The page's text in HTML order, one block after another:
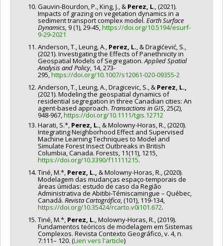
Gauvin-Bourdon, P., King, J., & Perez, L., (2021).
Impacts of grazing on vegetation dynamics in a
sediment transport complex model. Earth Surface
Dynamics, 9 (1), 29-45,https://doi.org/10.5194/esurf-
9-29-2021
Anderson, T., Leung, A., Perez, L., & Dragićević, S.,
(2021). Investigating the Effects of Panethnicity in
Geospatial Models of Segregation.Applied Spatial
Analysis and Policy, 14, 273-
295,https://doi.org/10.1007/s12061-020-09355-2
Anderson, T., Leung, A., Dragicevic, S., & Perez, L.,
(2021). Modeling the geospatial dynamics of
residential segregation in three Canadian cities: An
agent‐based approach. Transactions in GIS, 25(2),
948-967,https://doi.org/10.1111/tgis.12712
Harati, S.*, Perez, L., & Molowny-Horas, R., (2020).
Integrating Neighborhood Effect and Supervised
Machine Learning Techniques to Model and
Simulate Forest Insect Outbreaks in British
Columbia, Canada. Forests, 11(11), 1215,
https://doi.org/10.3390/f11111215.
Tiné, M.*, Perez, L., & Molowny-Horas, R., (2020).
Modelagem das mudanças espaço-temporais de
áreas úmidas: estudo de caso da Região
Administrativa de Abitibi-Témiscamingue – Québec,
Canadá. Revista Cartográfica, (101), 119-134,
https://doi.org/10.35424/rcarto.v0i101.672.
Tiné, M.*, Perez, L., Molowny-Horas, R., (2019).
Fundamentos teóricos de modelagem em Sistemas
Complexos. Revista Contexto Geográfico, v. 4, n.
7:111– 120. (Lien vers l'article)